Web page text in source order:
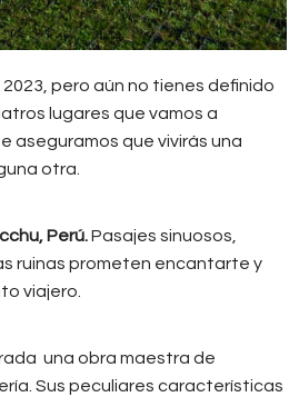
pero aún no tienes definido
lugares que vamos a
aseguramos que vivirás una
otra.
Perú.Pasajes sinuosos,
ruinas prometen encantarte y
viajero.
una obra maestra de
Sus peculiares características